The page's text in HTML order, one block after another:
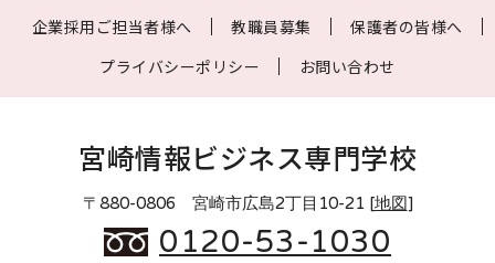
企業採用ご担当者様へ
教職員募集
保護者の皆様へ
プライバシーポリシー
お問い合わせ
宮崎情報ビジネス専門学校
〒880-0806 宮崎市広島2丁目10-21 [地図 ]
0120-53-1030